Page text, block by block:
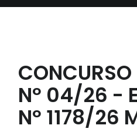
CONCURSO
Nº 04/26 -
Nº 1178/26